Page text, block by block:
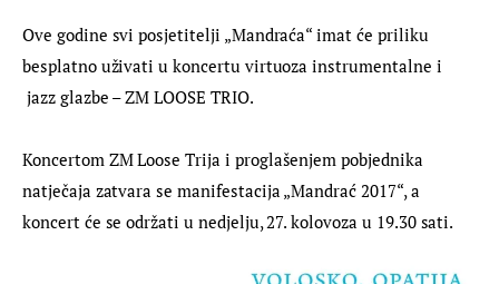
Ove godine svi posjetitelji „Mandraća“ imat će priliku
besplatno uživati u koncertu virtuoza instrumentalne i
jazz glazbe – ZM LOOSE TRIO.
Koncertom ZM Loose Trija i proglašenjem pobjednika
natječaja zatvara se manifestacija „Mandrać 2017“, a
koncert će se održati u nedjelju, 27. kolovoza u 19.30 sati.